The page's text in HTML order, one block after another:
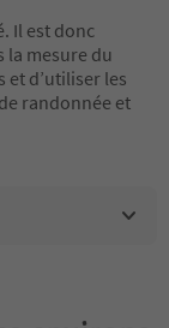
Il est donc
la mesure du
d’utiliser les
randonnée et